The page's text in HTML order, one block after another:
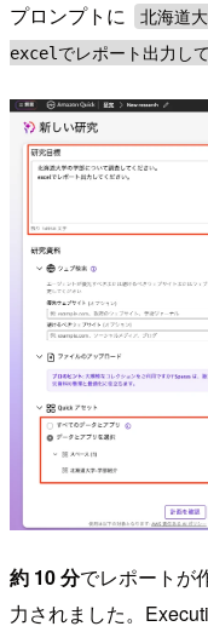
プロンプトに
北海道
excelでレポート出力して
約 10 分でレポートが
力されました。